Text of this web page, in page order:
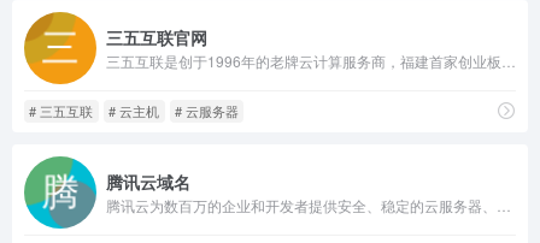
三五互联官网
# 三五互联 # 云主机 # 云服务器
腾讯云域名